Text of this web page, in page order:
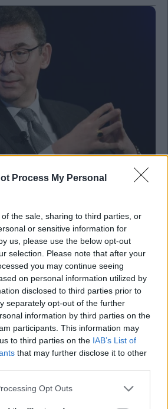
Process My Personal
the sale, sharing to third parties, or
or sensitive information for
us, please use the below opt-out
selection. Please note that after your
you may continue seeing
on personal information utilized by
disclosed to third parties prior to
separately opt-out of the further
information by third parties on the
participants. This information may
to third parties on the IAB’s List of
that may further disclose it to other
Opt Outs
φαρμάκων